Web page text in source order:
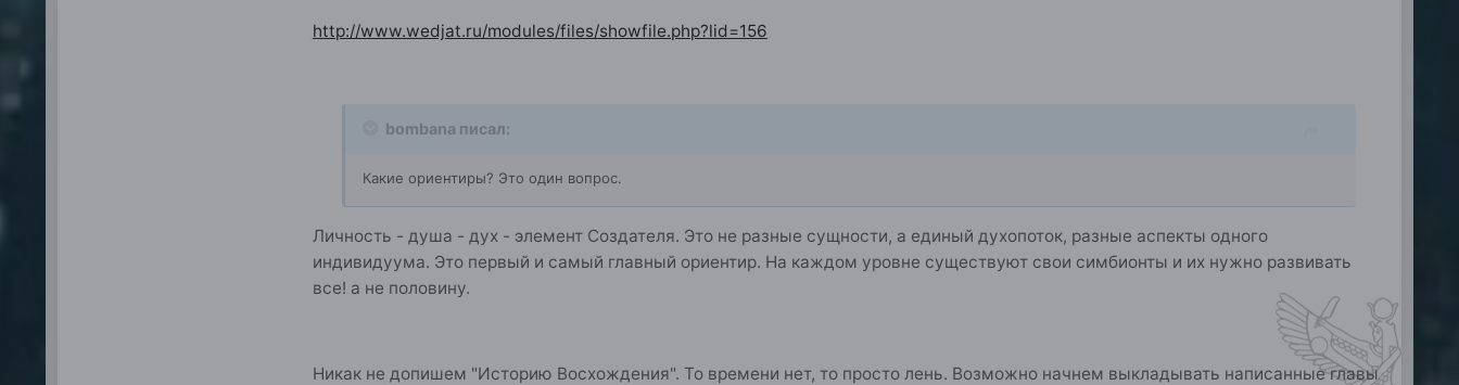
http://www.wedjat.ru/modules/files/showfile.php?lid=156
bombana писал:
Какие ориентиры? Это один вопрос.
Личность - душа - дух - элемент Создателя. Это не разные сущности, а единый духопоток, разные аспекты одного
индивидуума. Это первый и самый главный ориентир. На каждом уровне существуют свои симбионты и их нужно развивать
все! а не половину.
Никак не допишем "Историю Восхождения". То времени нет, то просто лень. Возможно начнем выкладывать написанные главы